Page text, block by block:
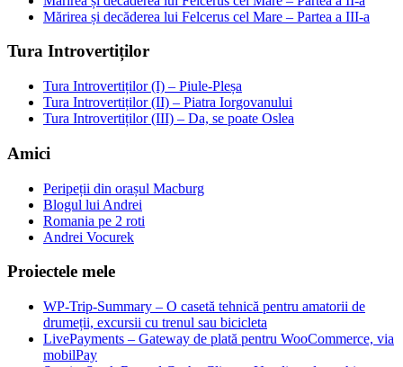
Mărirea și decăderea lui Felcerus cel Mare – Partea a III-a
Tura Introvertiților
Tura Introvertiților (I) – Piule-Pleșa
Tura Introvertiților (II) – Piatra Iorgovanului
Tura Introvertiților (III) – Da, se poate Oslea
Amici
Peripeții din orașul Macburg
Blogul lui Andrei
Romania pe 2 roti
Andrei Vocurek
Proiectele mele
WP-Trip-Summary – O casetă tehnică pentru amatorii de
drumeții, excursii cu trenul sau bicicleta
LivePayments – Gateway de plată pentru WooCommerce, via
mobilPay